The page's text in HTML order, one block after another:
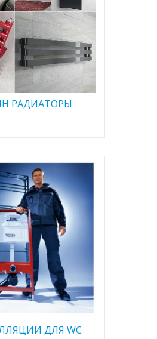
РАДИАТОРЫ
ДЛЯ WC